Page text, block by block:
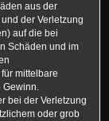
aus der
der Verletzung
auf die bei
Schäden und im
mittelbare
Gewinn.
bei der Verletzung
oder grob